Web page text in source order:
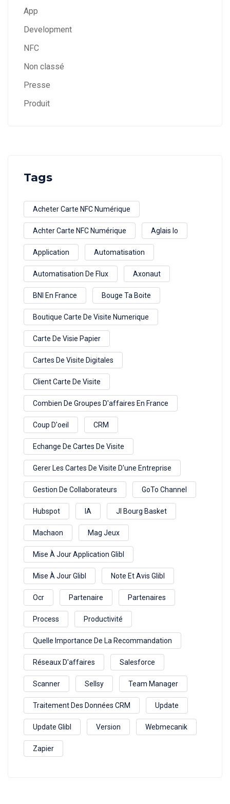
App
Development
NFC
Non classé
Presse
Produit
Tags
Acheter Carte NFC Numérique
Achter Carte NFC Numérique Aglais Io
Application Automatisation
Automatisation De Flux Axonaut
BNI En France Bouge Ta Boite
Boutique Carte De Visite Numerique
Carte De Visie Papier
Cartes De Visite Digitales
Client Carte De Visite
Combien De Groupes D'affaires En France
Coup D'oeil CRM
Echange De Cartes De Visite
Gerer Les Cartes De Visite D'une Entreprise
Gestion De Collaborateurs GoTo Channel
Hubspot IA Jl Bourg Basket
Machaon Mag Jeux
Mise À Jour Application Glibl
Mise À Jour Glibl Note Et Avis Glibl
Ocr Partenaire Partenaires
Process Productivité
Quelle Importance De La Recommandation
Réseaux D'affaires Salesforce
Scanner Sellsy Team Manager
Traitement Des Données CRM Update
Update Glibl Version Webmecanik
Zapier